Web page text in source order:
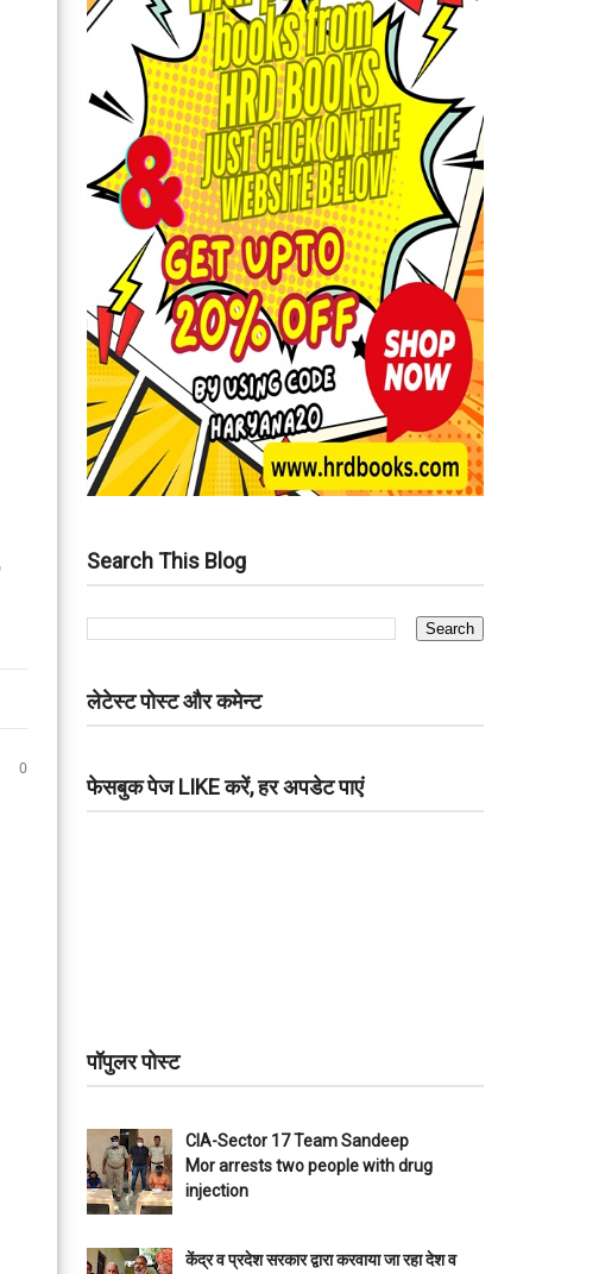
0
Search This Blog
लेटेस्ट पोस्ट और कमेन्ट
फेसबुक पेज LIKE करें, हर अपडेट पाएं
पॉपुलर पोस्ट
CIA-Sector 17 Team Sandeep
Mor arrests two people with drug
injection
केंद्र व प्रदेश सरकार द्वारा करवाया जा रहा देश व